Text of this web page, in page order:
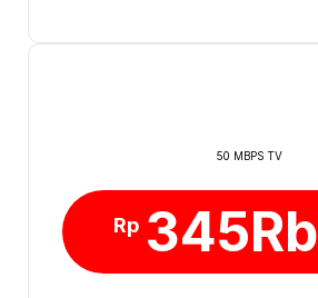
50 MBPS TV
Rp 345Rb